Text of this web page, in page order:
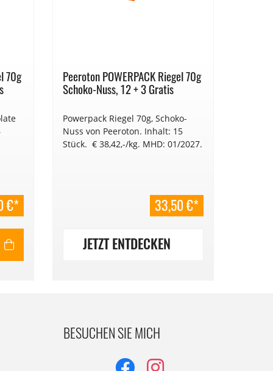
70g
€*
Peeroton POWERPACK Riegel 70g
Schoko-Nuss, 12 + 3 Gratis
Powerpack Riegel 70g, Schoko-
Nuss von Peeroton. Inhalt: 15
Stück. € 38,42,-/kg. MHD: 01/2027.
33,50 €*
JETZT ENTDECKEN
BESUCHEN SIE MICH